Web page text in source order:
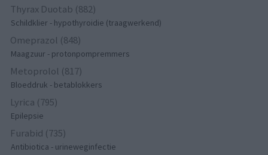
Thyrax Duotab (882)
Schildklier - hypothyroidie (traagwerkend)
Omeprazol (848)
Maagzuur - protonpompremmers
Metoprolol (817)
Bloeddruk - betablokkers
Lyrica (795)
Epilepsie
Furabid (735)
Antibiotica - urineweginfectie